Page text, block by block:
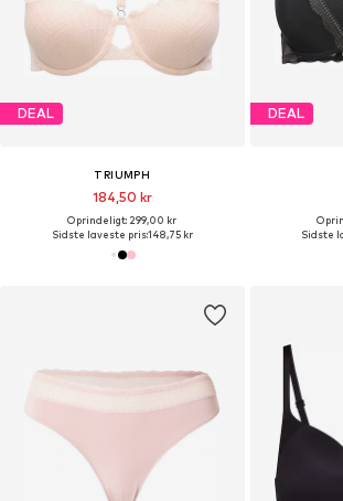
DEAL
TRIUMPH
184,50 kr
Oprindeligt: 299,00 kr
Sidste laveste pris:148,75 kr
DEAL
Sidste